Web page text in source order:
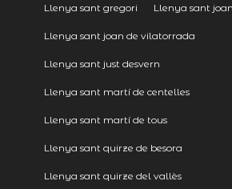
Llenya sant gregori Llenya sant
Llenya sant joan de vilatorrada
Llenya sant just desvern
Llenya sant martí de centelles
Llenya sant martí de tous
Llenya sant quirze de besora
Llenya sant quirze del vallès